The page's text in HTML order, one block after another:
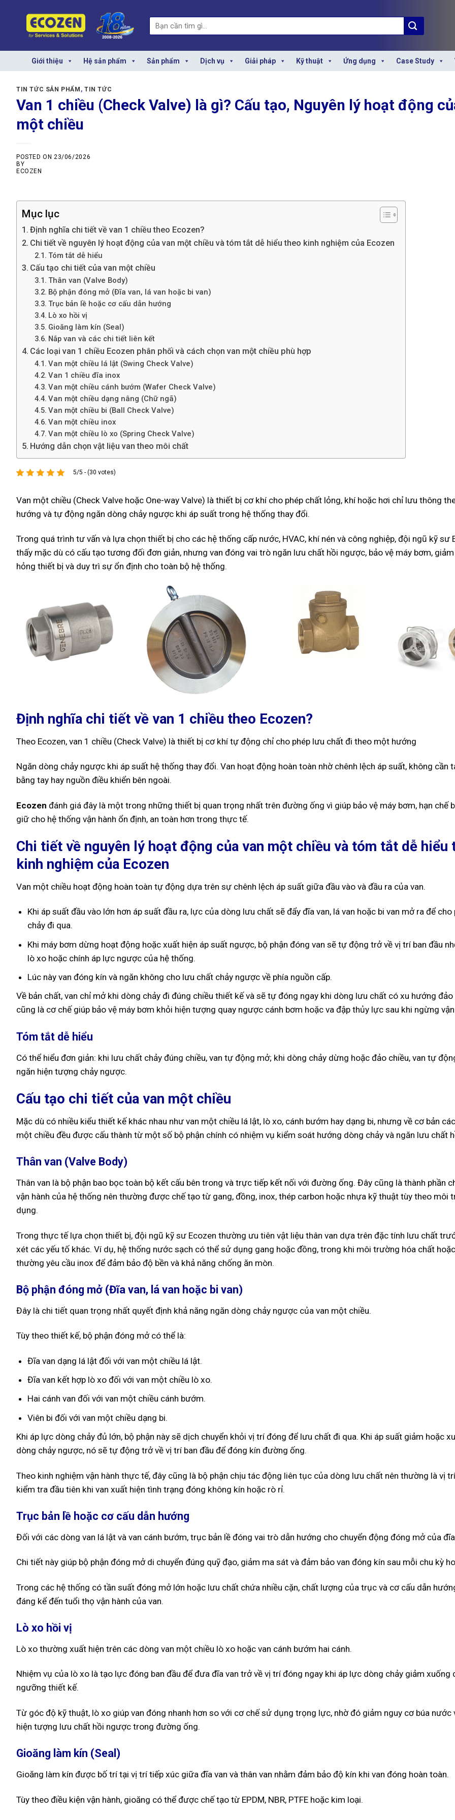
content
Search
for:
Giới thiệu Hệ sản phẩm Sản phẩm Dịch vụ Giải pháp Kỹ thuật Ứng dụng Case Study
TIN TỨC SẢN PHẨM , TIN TỨC
Van 1 chiều (Check Valve) là gì? Cấu tạo, Nguyên lý hoạt động
một chiều
POSTED ON 23/06/2026
BY
ECOZEN
Mục lục
Định nghĩa chi tiết về van 1 chiều theo Ecozen?
Chi tiết về nguyên lý hoạt động của van một chiều và tóm tắt dễ hiểu theo kinh nghiệm của Ecozen
Tóm tắt dễ hiểu
Cấu tạo chi tiết của van một chiều
Thân van (Valve Body)
Bộ phận đóng mở (Đĩa van, lá van hoặc bi van)
Trục bản lề hoặc cơ cấu dẫn hướng
Lò xo hồi vị
Gioăng làm kín (Seal)
Nắp van và các chi tiết liên kết
Các loại van 1 chiều Ecozen phân phối và cách chọn van một chiều phù hợp
Van một chiều lá lật (Swing Check Valve)
Van 1 chiều đĩa inox
Van một chiều cánh bướm (Wafer Check Valve)
Van một chiều dạng nâng (Chữ ngã)
Van một chiều bi (Ball Check Valve)
Van một chiều inox
Van một chiều lò xo (Spring Check Valve)
Hướng dẫn chọn vật liệu van theo môi chất
5/5 - (30 votes)
Van một chiều (Check Valve hoặc One-way Valve) là thiết bị cơ khí cho phép chất lỏng, khí hoặc hơi chỉ lưu thông
hướng và tự động ngăn dòng chảy ngược khi áp suất trong hệ thống thay đổi.
Trong quá trình tư vấn và lựa chọn thiết bị cho các hệ thống cấp nước, HVAC, khí nén và công nghiệp, đội ngũ kỹ sư
thấy mặc dù có cấu tạo tương đối đơn giản, nhưng van đóng vai trò ngăn lưu chất hồi ngược, bảo vệ máy bơm,
hỏng thiết bị và duy trì sự ổn định cho toàn bộ hệ thống.
Định nghĩa chi tiết về van 1 chiều theo Ecozen?
Theo Ecozen, van 1 chiều (Check Valve) là thiết bị cơ khí tự động chỉ cho phép lưu chất đi theo một hướng
Ngăn dòng chảy ngược khi áp suất hệ thống thay đổi. Van hoạt động hoàn toàn nhờ chênh lệch áp suất, không cần
bằng tay hay nguồn điều khiển bên ngoài.
Ecozen đánh giá đây là một trong những thiết bị quan trọng nhất trên đường ống vì giúp bảo vệ máy bơm, hạn chế
giữ cho hệ thống vận hành ổn định, an toàn hơn trong thực tế.
Chi tiết về nguyên lý hoạt động của van một chiều và tóm tắt dễ hiểu
kinh nghiệm của Ecozen
Van một chiều hoạt động hoàn toàn tự động dựa trên sự chênh lệch áp suất giữa đầu vào và đầu ra của van.
Khi áp suất đầu vào lớn hơn áp suất đầu ra, lực của dòng lưu chất sẽ đẩy đĩa van, lá van hoặc bi van mở ra để cho
chảy đi qua.
Khi máy bơm dừng hoạt động hoặc xuất hiện áp suất ngược, bộ phận đóng van sẽ tự động trở về vị trí ban đầu
lò xo hoặc chính áp lực ngược của hệ thống.
Lúc này van đóng kín và ngăn không cho lưu chất chảy ngược về phía nguồn cấp.
Về bản chất, van chỉ mở khi dòng chảy đi đúng chiều thiết kế và sẽ tự đóng ngay khi dòng lưu chất có xu hướng
cũng là cơ chế giúp bảo vệ máy bơm khỏi hiện tượng quay ngược cánh bơm hoặc va đập thủy lực sau khi ngừng vận
Tóm tắt dễ hiểu
Có thể hiểu đơn giản: khi lưu chất chảy đúng chiều, van tự động mở; khi dòng chảy dừng hoặc đảo chiều, van tự
ngăn hiện tượng chảy ngược.
Cấu tạo chi tiết của van một chiều
Mặc dù có nhiều kiểu thiết kế khác nhau như van một chiều lá lật, lò xo, cánh bướm hay dạng bi, nhưng về cơ bản
một chiều đều được cấu thành từ một số bộ phận chính có nhiệm vụ kiểm soát hướng dòng chảy và ngăn lưu chất
Thân van (Valve Body)
Thân van là bộ phận bao bọc toàn bộ kết cấu bên trong và trực tiếp kết nối với đường ống. Đây cũng là thành phần
vận hành của hệ thống nên thường được chế tạo từ gang, đồng, inox, thép carbon hoặc nhựa kỹ thuật tùy theo môi
dụng.
Trong thực tế lựa chọn thiết bị, đội ngũ kỹ sư Ecozen thường ưu tiên vật liệu thân van dựa trên đặc tính lưu chất
xét các yếu tố khác. Ví dụ, hệ thống nước sạch có thể sử dụng gang hoặc đồng, trong khi môi trường hóa chất
thường yêu cầu inox để đảm bảo độ bền và khả năng chống ăn mòn.
Bộ phận đóng mở (Đĩa van, lá van hoặc bi van)
Đây là chi tiết quan trọng nhất quyết định khả năng ngăn dòng chảy ngược của van một chiều.
Tùy theo thiết kế, bộ phận đóng mở có thể là:
Đĩa van dạng lá lật đối với van một chiều lá lật.
Đĩa van kết hợp lò xo đối với van một chiều lò xo.
Hai cánh van đối với van một chiều cánh bướm.
Viên bi đối với van một chiều dạng bi.
Khi áp lực dòng chảy đủ lớn, bộ phận này sẽ dịch chuyển khỏi vị trí đóng để lưu chất đi qua. Khi áp suất giảm hoặc
dòng chảy ngược, nó sẽ tự động trở về vị trí ban đầu để đóng kín đường ống.
Theo kinh nghiệm vận hành thực tế, đây cũng là bộ phận chịu tác động liên tục của dòng lưu chất nên thường là vị
kiểm tra đầu tiên khi van xuất hiện tình trạng đóng không kín hoặc rò rỉ.
Trục bản lề hoặc cơ cấu dẫn hướng
Đối với các dòng van lá lật và van cánh bướm, trục bản lề đóng vai trò dẫn hướng cho chuyển động đóng mở của đĩa
Chi tiết này giúp bộ phận đóng mở di chuyển đúng quỹ đạo, giảm ma sát và đảm bảo van đóng kín sau mỗi chu kỳ
Trong các hệ thống có tần suất đóng mở lớn hoặc lưu chất chứa nhiều cặn, chất lượng của trục và cơ cấu dẫn
đáng kể đến tuổi thọ vận hành của van.
Lò xo hồi vị
Lò xo thường xuất hiện trên các dòng van một chiều lò xo hoặc van cánh bướm hai cánh.
Nhiệm vụ của lò xo là tạo lực đóng ban đầu để đưa đĩa van trở về vị trí đóng ngay khi áp lực dòng chảy giảm xuống
ngưỡng thiết kế.
Từ góc độ kỹ thuật, lò xo giúp van đóng nhanh hơn so với cơ chế sử dụng trọng lực, nhờ đó giảm nguy cơ búa nước
hiện tượng lưu chất hồi ngược trong đường ống.
Gioăng làm kín (Seal)
Gioăng làm kín được bố trí tại vị trí tiếp xúc giữa đĩa van và thân van nhằm đảm bảo độ kín khi van đóng hoàn toàn.
Tùy theo điều kiện vận hành, gioăng có thể được chế tạo từ EPDM, NBR, PTFE hoặc kim loại.